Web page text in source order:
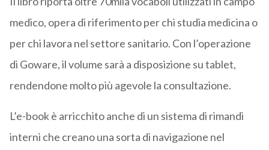
medico, opera di riferimento per chi studia medicina o
per chi lavora nel settore sanitario. Con l’operazione
di Goware, il volume sarà a disposizione su tablet,
rendendone molto più agevole la consultazione.
L’e-book è arricchito anche di un sistema di rimandi
interni che creano una sorta di navigazione nel